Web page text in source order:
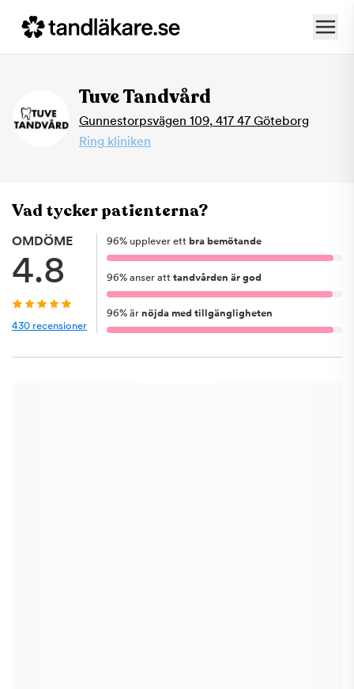
Tuve Tandvård
Gunnestorpsvägen 109, 417 47 Göteborg
Ring kliniken
Vad tycker patienterna?
OMDÖME
4.8
430 recensioner
96% upplever ett bra bemötande
96% anser att tandvården är god
96% är nöjda med tillgängligheten